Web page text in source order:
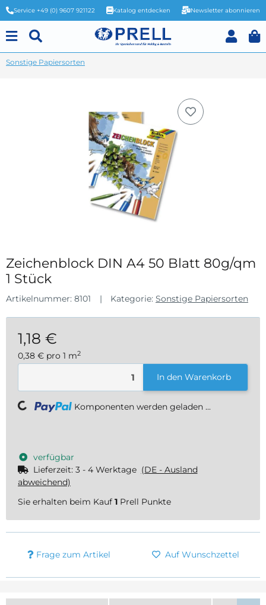
Service +49 (0) 9607 921122 Katalog entdecken Newsletter abonnieren
Sonstige Papiersorten
Zeichenblock DIN A4 50 Blatt 80g/qm
1 Stück
Artikelnummer: 8101 Kategorie: Sonstige Papiersorten
1,18 €
0,38 € pro 1 m2
inkl. 19% USt. , zzgl.
In den Warenkorb
Loading... Komponenten werden geladen ...
verfügbar
Lieferzeit: 3 - 4 Werktage (DE - Ausland
abweichend)
Sie erhalten beim Kauf 1 Prell Punkte
Frage zum Artikel Auf Wunschzettel